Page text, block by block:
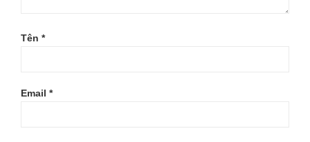
Tên *
Email *